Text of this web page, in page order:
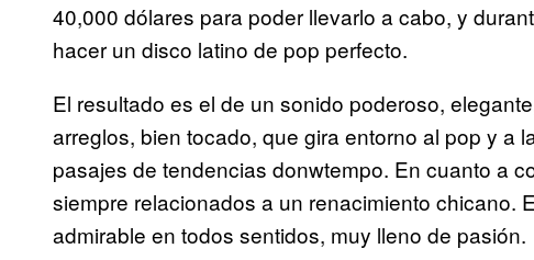
40,000 dólares para poder llevarlo a cabo, y
hacer un disco latino de pop perfecto.
El resultado es el de un sonido poderoso,
arreglos, bien tocado, que gira entorno al pop y a
pasajes de tendencias donwtempo. En cuanto a
siempre relacionados a un renacimiento chicano.
admirable en todos sentidos, muy lleno de pasión.